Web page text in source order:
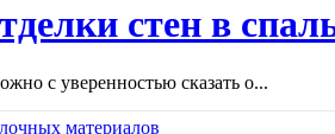
стен в
с уверенностью сказать о...